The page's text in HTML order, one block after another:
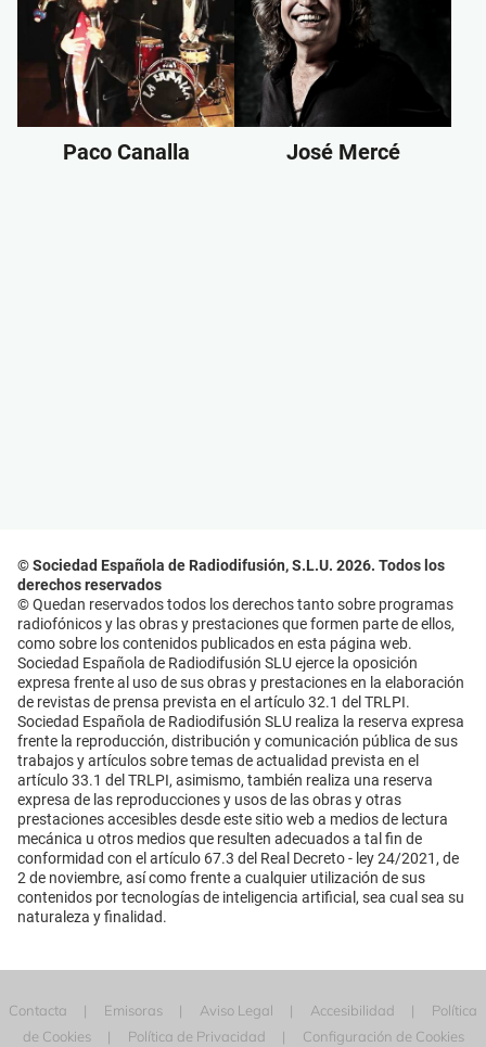
Paco Canalla José Mercé
© Sociedad Española de Radiodifusión, S.L.U. 2026. Todos los
derechos reservados
© Quedan reservados todos los derechos tanto sobre programas
radiofónicos y las obras y prestaciones que formen parte de ellos,
como sobre los contenidos publicados en esta página web.
Sociedad Española de Radiodifusión SLU ejerce la oposición
expresa frente al uso de sus obras y prestaciones en la elaboración
de revistas de prensa prevista en el artículo 32.1 del TRLPI.
Sociedad Española de Radiodifusión SLU realiza la reserva expresa
frente la reproducción, distribución y comunicación pública de sus
trabajos y artículos sobre temas de actualidad prevista en el
artículo 33.1 del TRLPI, asimismo, también realiza una reserva
expresa de las reproducciones y usos de las obras y otras
prestaciones accesibles desde este sitio web a medios de lectura
mecánica u otros medios que resulten adecuados a tal fin de
conformidad con el artículo 67.3 del Real Decreto - ley 24/2021, de
2 de noviembre, así como frente a cualquier utilización de sus
contenidos por tecnologías de inteligencia artificial, sea cual sea su
naturaleza y finalidad.
Contacta Emisoras Aviso Legal Accesibilidad
Política
de Cookies
Política de Privacidad Configuración de Cookies